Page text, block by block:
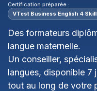
Certification préparée :
VTest Business English 4
Des formateurs
langue maternelle.
Un conseiller,
langues, disponible 7
tout au long de votre